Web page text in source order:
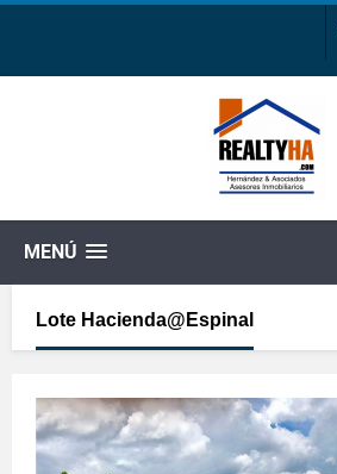
MENÚ
Lote Hacienda@Espinal